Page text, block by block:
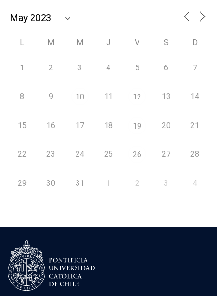
L M M J V S D
1 2 3 4 5 6 7
8 9 10 11 12 13 14
15 16 17 18 19 20 21
22 23 24 25 26 27 28
29 30 31 1 2 3 4